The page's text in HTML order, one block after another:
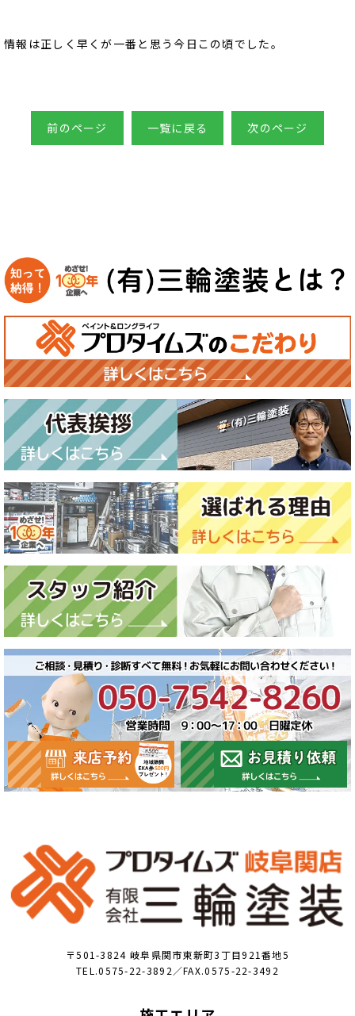
情報は正しく早くが一番と思う今日この頃でした。
前のページ 一覧に戻る 次のページ
〒501-3824 岐阜県関市東新町3丁目921番地5
TEL.0575-22-3892／FAX.0575-22-3492